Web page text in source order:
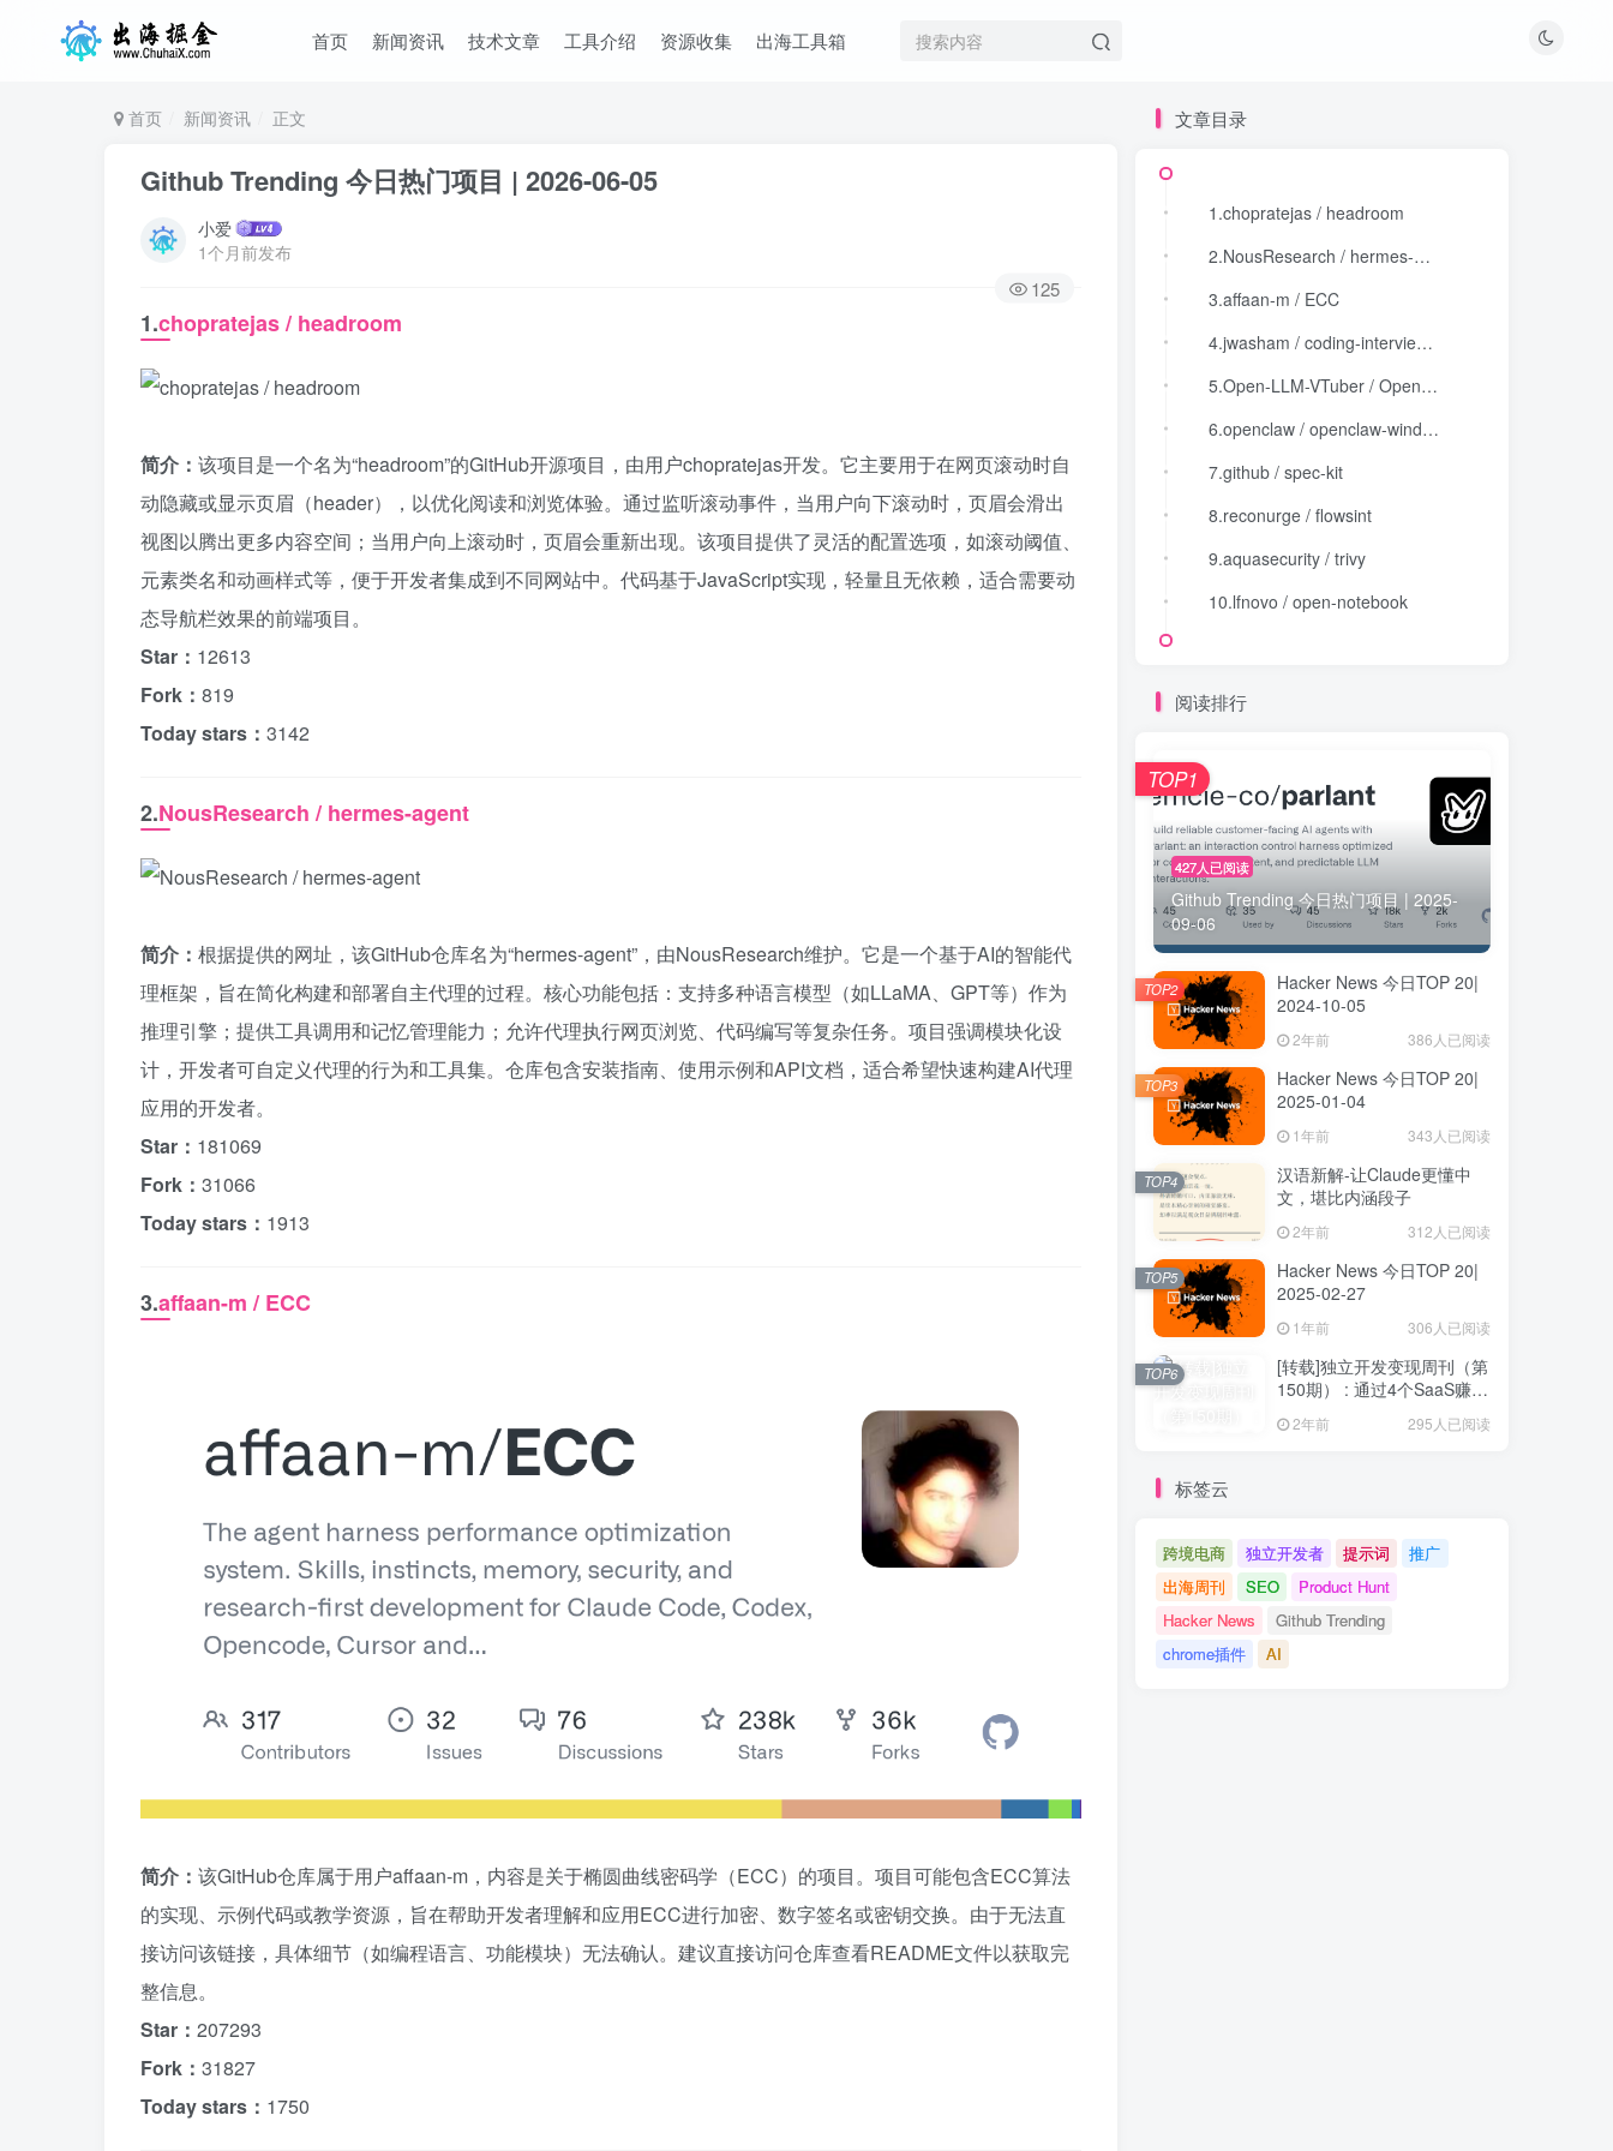
首页 新闻资讯 技术文章 工具介绍 资源收集 出海工具箱
首页 新闻资讯 正文
Github Trending 今日热门项目 | 2026-06-05
小爱
1个月前发布
125
1.chopratejas / headroom
简介： 该项目是一个名为“headroom”的GitHub开源项目，由用户chopratejas开发。它主要用于在网页滚动时自
动隐藏或显示页眉（header），以优化阅读和浏览体验。通过监听滚动事件，当用户向下滚动时，页眉会滑出
视图以腾出更多内容空间；当用户向上滚动时，页眉会重新出现。该项目提供了灵活的配置选项，如滚动阈值、
元素类名和动画样式等，便于开发者集成到不同网站中。代码基于JavaScript实现，轻量且无依赖，适合需要动
态导航栏效果的前端项目。
Star： 12613
Fork： 819
Today stars： 3142
2.NousResearch / hermes-agent
简介： 根据提供的网址，该GitHub仓库名为“hermes-agent”，由NousResearch维护。它是一个基于AI的智能代
理框架，旨在简化构建和部署自主代理的过程。核心功能包括：支持多种语言模型（如LLaMA、GPT等）作为
推理引擎；提供工具调用和记忆管理能力；允许代理执行网页浏览、代码编写等复杂任务。项目强调模块化设
计，开发者可自定义代理的行为和工具集。仓库包含安装指南、使用示例和API文档，适合希望快速构建AI代理
应用的开发者。
Star： 181069
Fork： 31066
Today stars： 1913
3.affaan-m / ECC
简介： 该GitHub仓库属于用户affaan-m，内容是关于椭圆曲线密码学（ECC）的项目。项目可能包含ECC算法
的实现、示例代码或教学资源，旨在帮助开发者理解和应用ECC进行加密、数字签名或密钥交换。由于无法直
接访问该链接，具体细节（如编程语言、功能模块）无法确认。建议直接访问仓库查看README文件以获取完
整信息。
Star： 207293
Fork： 31827
Today stars： 1750
文章目录
1.chopratejas / headroom
2.NousResearch / hermes-agent
3.affaan-m / ECC
4.jwasham / coding-interview-university
5.Open-LLM-VTuber / Open-LLM-VTuber
6.openclaw / openclaw-windows-node
7.github / spec-kit
8.reconurge / flowsint
9.aquasecurity / trivy
10.lfnovo / open-notebook
文章目录
1.chopratejas / headroom
2.NousResearch / hermes-agent
3.affaan-m / ECC
4.jwasham / coding-interview-university
5.Open-LLM-VTuber / Open-LLM-VTuber
6.openclaw / openclaw-windows-node
7.github / spec-kit
8.reconurge / flowsint
9.aquasecurity / trivy
10.lfnovo / open-notebook
阅读排行
427人已阅读
Github Trending 今日热门项目 | 2025-
09-06
TOP1
Hacker News 今日TOP 20|
2024-10-05
2年前 386人已阅读
TOP2
Hacker News 今日TOP 20|
2025-01-04
1年前 343人已阅读
TOP3
汉语新解-让Claude更懂中
文，堪比内涵段子
2年前 312人已阅读
TOP4
Hacker News 今日TOP 20|
2025-02-27
1年前 306人已阅读
TOP5
[转载]独立开发变现周刊（第
150期） : 通过4个SaaS赚取
2年前 295人已阅读
TOP6
标签云
跨境电商 独立开发者 提示词
推广
出海周刊
SEO
Product Hunt
Hacker News
Github Trending
chrome插件
AI